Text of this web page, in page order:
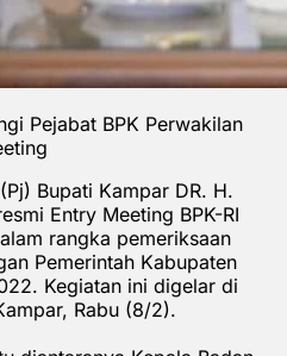
Pejabat BPK Perwakilan
Bupati Kampar DR. H.
Entry Meeting BPK-RI
rangka pemeriksaan
Pemerintah Kabupaten
Kegiatan ini digelar di
Rabu (8/2).